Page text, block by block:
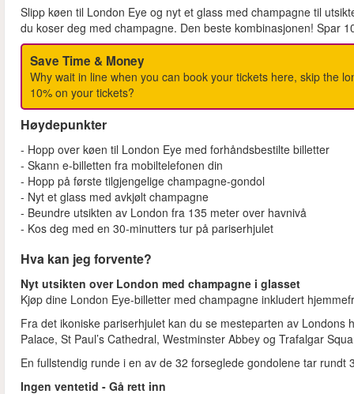
Slipp køen til London Eye og nyt et glass med champagne til
du koser deg med champagne. Den beste kombinasjonen! Spar
Save Time & Money
Why wait in line when you can book your tickets here, skip the
10% on your tickets?
Høydepunkter
- Hopp over køen til London Eye med forhåndsbestilte billetter
- Skann e-billetten fra mobiltelefonen din
- Hopp på første tilgjengelige champagne-gondol
- Nyt et glass med avkjølt champagne
- Beundre utsikten av London fra 135 meter over havnivå
- Kos deg med en 30-minutters tur på pariserhjulet
Hva kan jeg forvente?
Nyt utsikten over London med champagne i glasset
Kjøp dine London Eye-billetter med champagne inkludert
Fra det ikoniske pariserhjulet kan du se mesteparten av
Palace, St Paul’s Cathedral, Westminster Abbey og Trafalgar
En fullstendig runde i en av de 32 forseglede gondolene tar
Ingen ventetid - Gå rett inn